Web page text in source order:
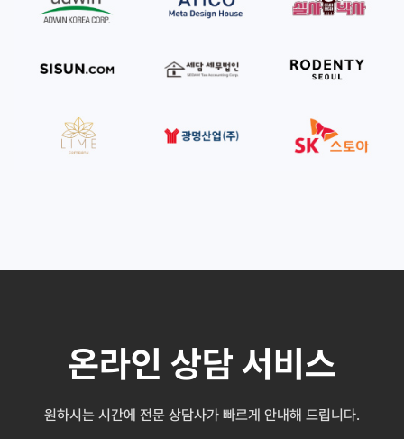
온라인 상담 서비스
원하시는 시간에 전문 상담사가 빠르게 안내해 드립니다.